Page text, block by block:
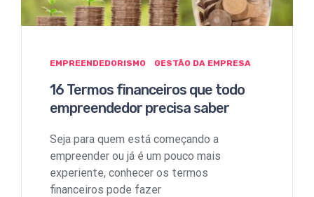
EMPREENDEDORISMO GESTÃO DA EMPRESA
16 Termos financeiros que todo
empreendedor precisa saber
Seja para quem está começando a
empreender ou já é um pouco mais
experiente, conhecer os termos
financeiros pode fazer